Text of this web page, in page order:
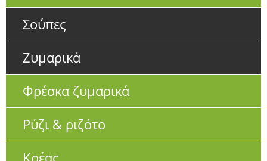
Σούπες
Ζυμαρικά
Φρέσκα ζυμαρικά
Ρύζι & ριζότο
Κρέας